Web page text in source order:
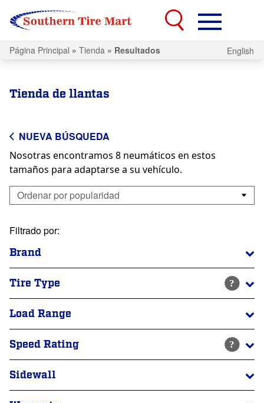
Página Principal » Tienda » Resultados English
Tienda de llantas
NUEVA BÚSQUEDA
Nosotras encontramos 8 neumáticos en estos
tamaños para adaptarse a su vehículo.
Filtrado por:
Brand
Tire Type
Load Range
Speed Rating
Sidewall